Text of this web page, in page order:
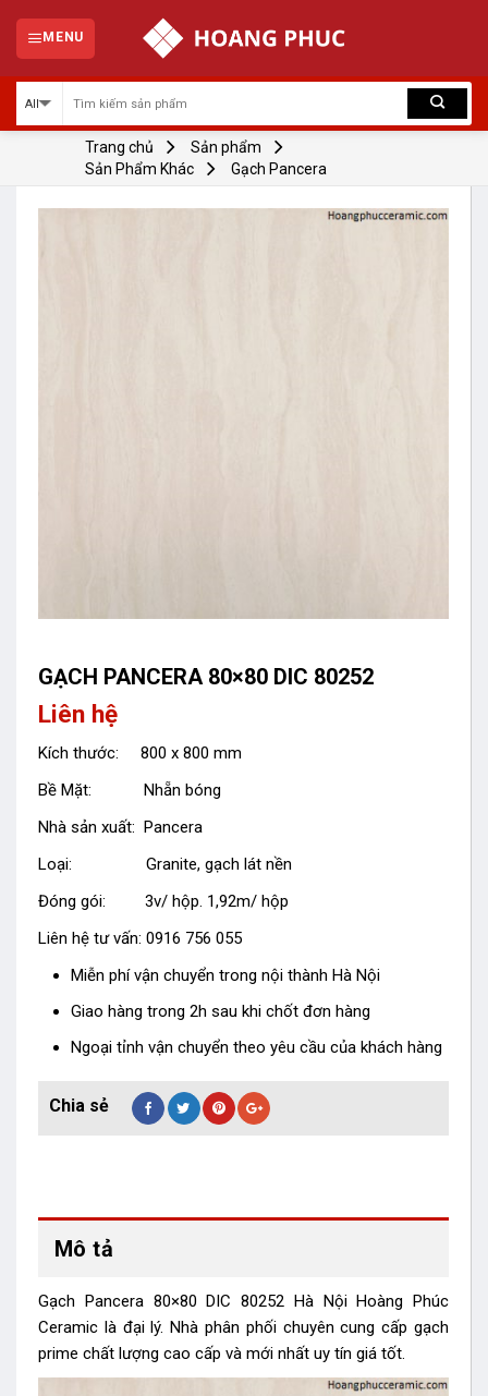
content
MENU
Trang chủ
Sản phẩm
Sản Phẩm Khác
Gạch Pancera
GẠCH PANCERA 80×80 DIC 80252
Liên hệ
Kích thước: 800 x 800 mm
Bề Mặt: Nhẵn bóng
Nhà sản xuất: Pancera
Loại: Granite, gạch lát nền
Đóng gói: 3v/ hộp. 1,92m/ hộp
Liên hệ tư vấn: 0916 756 055
Miễn phí vận chuyển trong nội thành Hà Nội
Giao hàng trong 2h sau khi chốt đơn hàng
Ngoại tỉnh vận chuyển theo yêu cầu của khách hàng
Mô tả
Gạch Pancera 80×80 DIC 80252 Hà Nội Hoàng Phúc
Ceramic là đại lý. Nhà phân phối chuyên cung cấp gạch
prime chất lượng cao cấp và mới nhất uy tín giá tốt.